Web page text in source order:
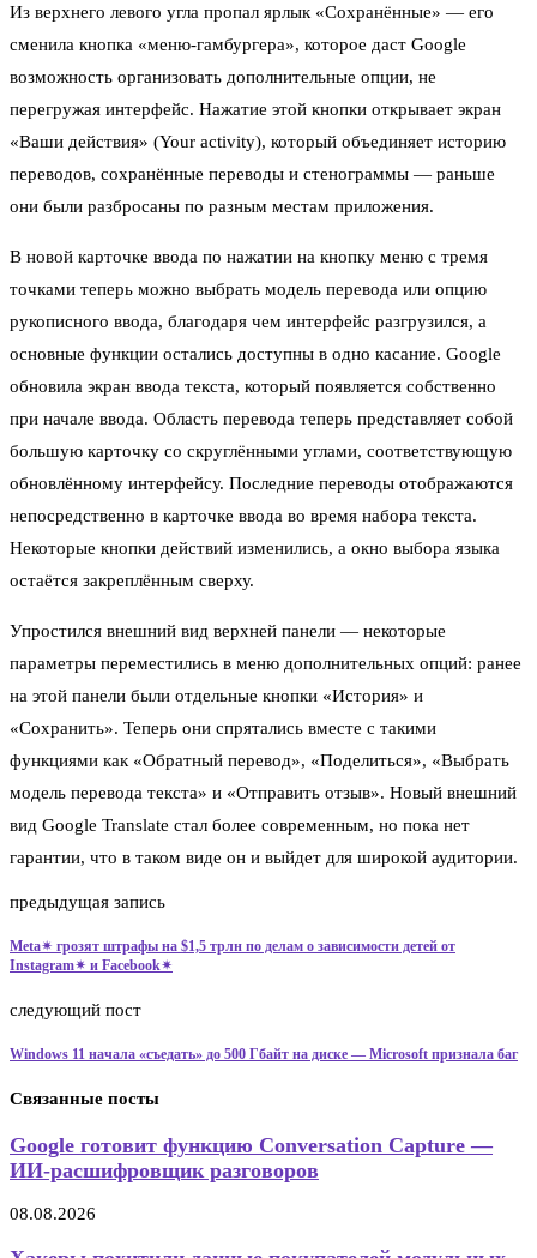
Из верхнего левого угла пропал ярлык «Сохранённые» — его
сменила кнопка «меню-гамбургера», которое даст Google
возможность организовать дополнительные опции, не
перегружая интерфейс. Нажатие этой кнопки открывает экран
«Ваши действия» (Your activity), который объединяет историю
переводов, сохранённые переводы и стенограммы — раньше
они были разбросаны по разным местам приложения.
В новой карточке ввода по нажатии на кнопку меню с тремя
точками теперь можно выбрать модель перевода или опцию
рукописного ввода, благодаря чем интерфейс разгрузился, а
основные функции остались доступны в одно касание. Google
обновила экран ввода текста, который появляется собственно
при начале ввода. Область перевода теперь представляет собой
большую карточку со скруглёнными углами, соответствующую
обновлённому интерфейсу. Последние переводы отображаются
непосредственно в карточке ввода во время набора текста.
Некоторые кнопки действий изменились, а окно выбора языка
остаётся закреплённым сверху.
Упростился внешний вид верхней панели — некоторые
параметры переместились в меню дополнительных опций: ранее
на этой панели были отдельные кнопки «История» и
«Сохранить». Теперь они спрятались вместе с такими
функциями как «Обратный перевод», «Поделиться», «Выбрать
модель перевода текста» и «Отправить отзыв». Новый внешний
вид Google Translate стал более современным, но пока нет
гарантии, что в таком виде он и выйдет для широкой аудитории.
предыдущая запись
Meta✴ грозят штрафы на $1,5 трлн по делам о зависимости детей от
Instagram✴ и Facebook✴
следующий пост
Windows 11 начала «съедать» до 500 Гбайт на диске — Microsoft признала баг
Связанные посты
Google готовит функцию Conversation Capture —
ИИ-расшифровщик разговоров
08.08.2026